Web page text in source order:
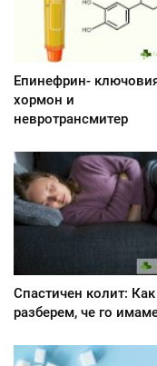
Епинефрин-
хормон и
невротрансмитер
Спастичен колит:
разберем, че го